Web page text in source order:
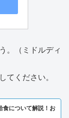
。（ミドルディ
てください。
食について解説！お